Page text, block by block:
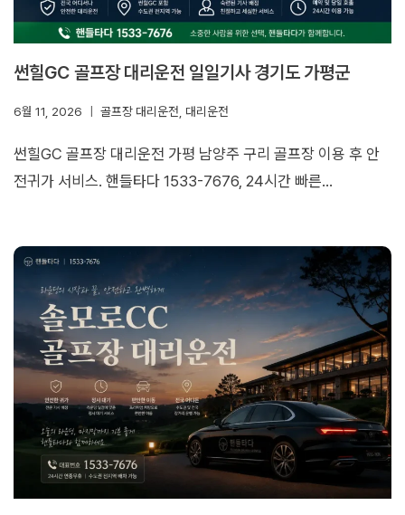
썬힐GC 골프장 대리운전 일일기사 경기도 가평군
6월 11, 2026 골프장 대리운전 대리운전
썬힐GC 골프장 대리운전 가평 남양주 구리 골프장 이용 후 안
전귀가 서비스. 핸들타다 1533-7676, 24시간 빠른…